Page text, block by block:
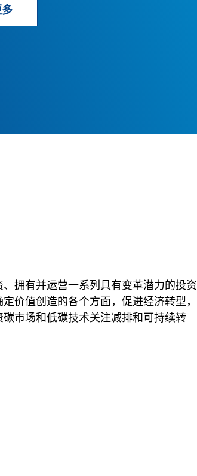
、拥有并运营一系列具有变革潜力的投资
价值创造的各个方面，促进经济转型，
碳市场和低碳技术关注减排和可持续转